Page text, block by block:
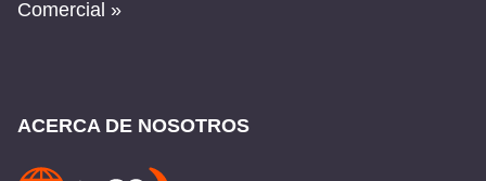
Comercial »
ACERCA DE NOSOTROS